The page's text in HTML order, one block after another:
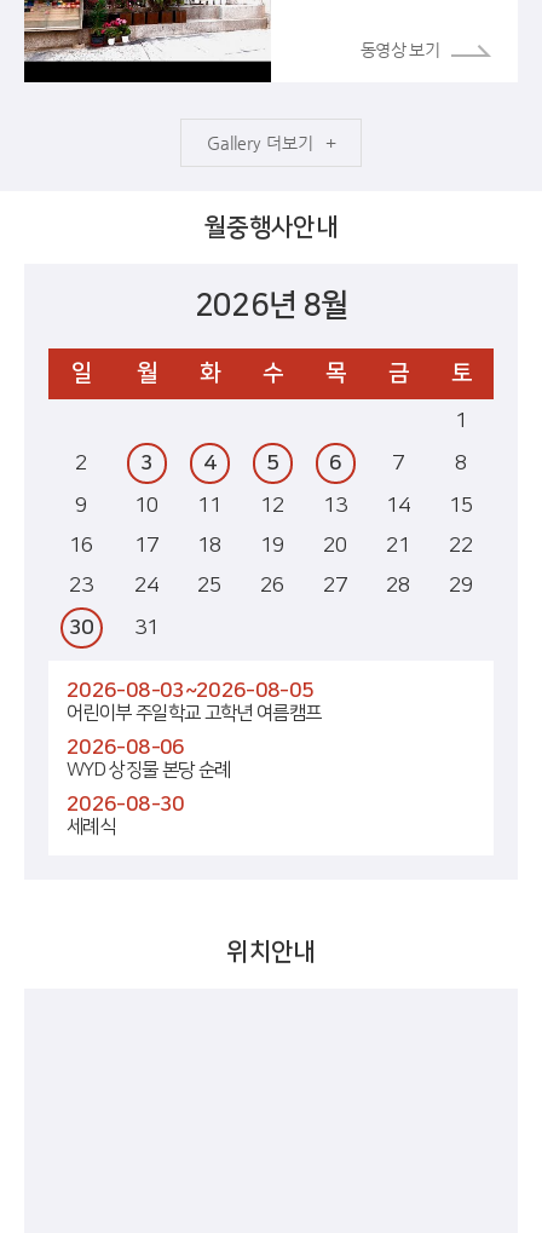
더보기
월중행사안내
2026년 8월
일 월 화 수 목 금 토
1
2
3 4 5 6 7
8
9
10 11 12 13 14
15
16
17 18 19 20 21
22
23
24 25 26 27 28
29
30
31
2026-08-03~2026-08-05
어린이부 주일학교 고학년 여름캠프
2026-08-06
WYD 상징물 본당 순례
2026-08-30
세례식
위치안내